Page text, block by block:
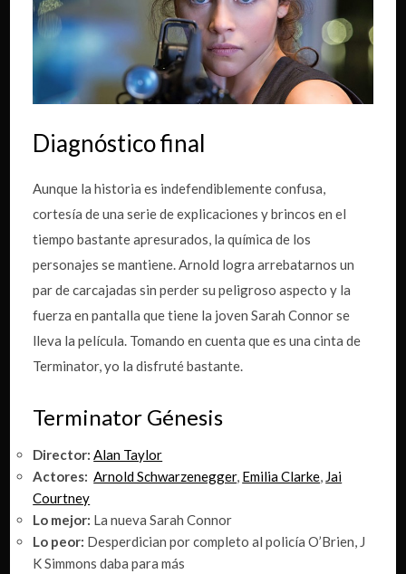
Diagnóstico final
Aunque la historia es indefendiblemente confusa,
cortesía de una serie de explicaciones y brincos en el
tiempo bastante apresurados, la química de los
personajes se mantiene. Arnold logra arrebatarnos un
par de carcajadas sin perder su peligroso aspecto y la
fuerza en pantalla que tiene la joven Sarah Connor se
lleva la película. Tomando en cuenta que es una cinta de
Terminator, yo la disfruté bastante.
Terminator Génesis
Director: Alan Taylor
Actores: Arnold Schwarzenegger, Emilia Clarke Jai
Courtney
Lo mejor: La nueva Sarah Connor
Lo peor: Desperdician por completo al policía O’Brien, J
K Simmons daba para más